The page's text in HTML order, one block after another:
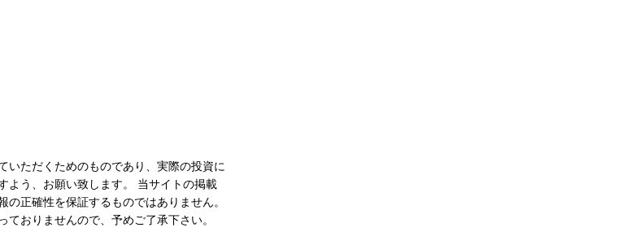
いただくためのものであり、実際の投資に
よう、お願い致します。 当サイトの掲載
正確性を保証するものではありません。
おりませんので、予めご了承下さい。